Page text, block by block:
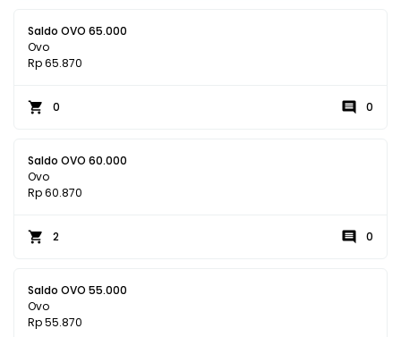
Saldo OVO 65.000
Ovo
Rp 65.870
0 0
Saldo OVO 60.000
Ovo
Rp 60.870
2 0
Saldo OVO 55.000
Ovo
Rp 55.870